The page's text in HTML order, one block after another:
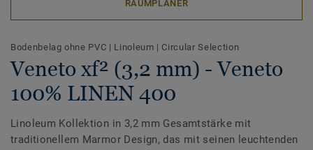
RAUMPLANER
Bodenbelag ohne PVC | Linoleum | Circular Selection
Veneto xf² (3,2 mm) - Veneto
100% LINEN 400
Linoleum Kollektion in 3,2 mm Gesamtstärke mit
traditionellem Marmor Design, das mit seinen leuchtenden